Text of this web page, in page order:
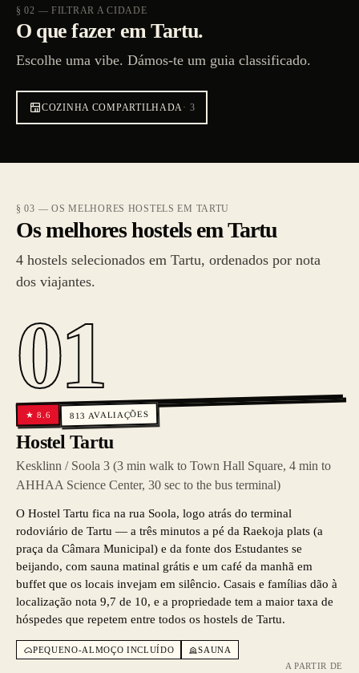
§ 02 — FILTRAR A CIDADE
O que fazer em Tartu.
Escolhe uma vibe. Dámos-te um guia classificado.
COZINHA COMPARTILHADA· 3
§ 03 — OS MELHORES HOSTELS EM TARTU
Os melhores hostels em Tartu
4 hostels selecionados em Tartu, ordenados por nota
dos viajantes.
01
★8.6 813 AVALIAÇÕES
Hostel Tartu
Kesklinn / Soola 3 (3 min walk to Town Hall Square, 4 min to
AHHAA Science Center, 30 sec to the bus terminal)
O Hostel Tartu fica na rua Soola, logo atrás do terminal
rodoviário de Tartu — a três minutos a pé da Raekoja plats (a
praça da Câmara Municipal) e da fonte dos Estudantes se
beijando, com sauna matinal grátis e um café da manhã em
buffet que os locais invejam em silêncio. Casais e famílias dão à
localização nota 9,7 de 10, e a propriedade tem a maior taxa de
hóspedes que repetem entre todos os hostels de Tartu.
PEQUENO-ALMOÇO INCLUÍDO
SAUNA
A PARTIR DE